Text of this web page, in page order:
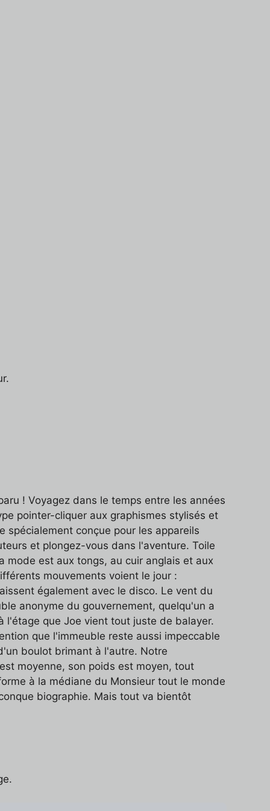
! Voyagez dans le temps entre les années
pointer-cliquer aux graphismes stylisés et
conçue pour les appareils
et plongez-vous dans l'aventure. Toile
est aux tongs, au cuir anglais et aux
mouvements voient le jour :
également avec le disco. Le vent du
anonyme du gouvernement, quelqu'un a
l'étage que Joe vient tout juste de balayer.
que l'immeuble reste aussi impeccable
boulot brimant à l'autre. Notre
moyenne, son poids est moyen, tout
à la médiane du Monsieur tout le monde
biographie. Mais tout va bientôt